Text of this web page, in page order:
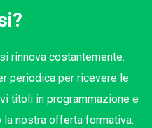
rinnova costantemente.
periodica per ricevere le
titoli in programmazione e
nostra offerta formativa.